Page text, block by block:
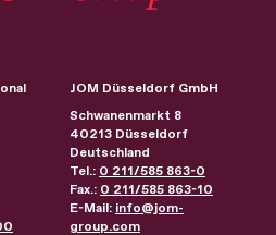
JOM Düsseldorf GmbH
Schwanenmarkt 8
40213 Düsseldorf
Deutschland
Tel.: 0 211/585 863-0
Fax.: 0 211/585 863-10
E-Mail: info@jom-
group.com